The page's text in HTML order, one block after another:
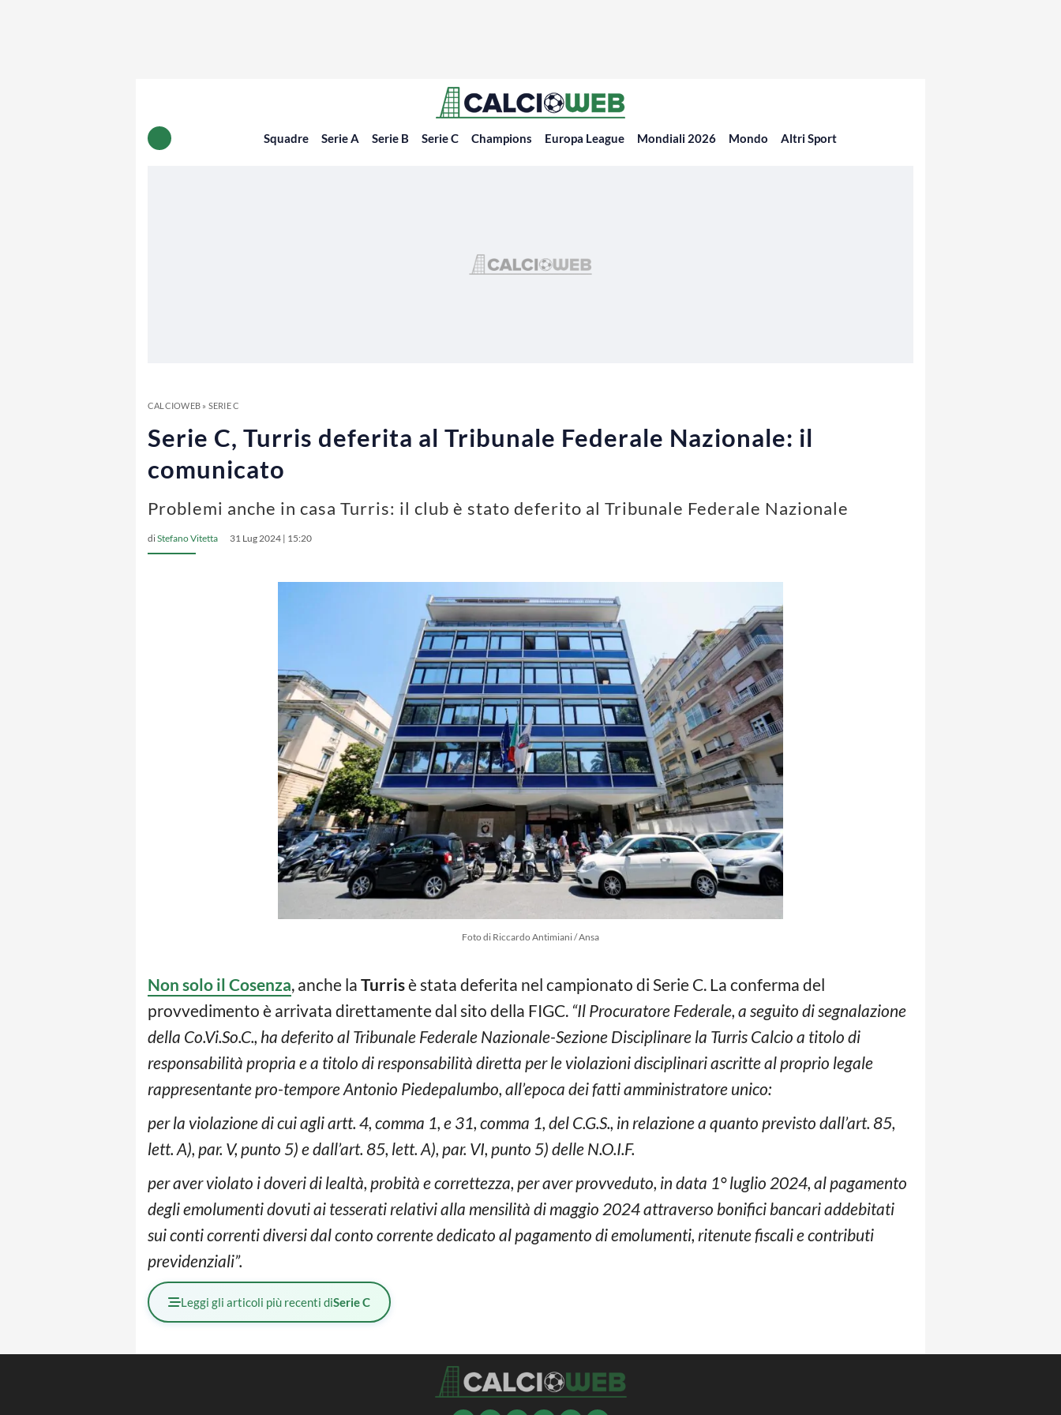
Squadre Serie A Serie B Serie C Champions Europa League Mondiali 2026 Mondo Altri Sport
CALCIOWEB» SERIE C
Serie C, Turris deferita al Tribunale Federale Nazionale: il
comunicato
Problemi anche in casa Turris: il club è stato deferito al Tribunale Federale Nazionale
diStefano Vitetta 31 Lug 2024 | 15:20
Foto di Riccardo Antimiani / Ansa
Non solo il Cosenza, anche la Turrisè stata deferita nel campionato di Serie C. La conferma del
provvedimento è arrivata direttamente dal sito della FIGC. “Il Procuratore Federale, a seguito di segnalazione
della Co.Vi.So.C., ha deferito al Tribunale Federale Nazionale-Sezione Disciplinare la Turris Calcio a titolo di
responsabilità propria e a titolo di responsabilità diretta per le violazioni disciplinari ascritte al proprio legale
rappresentante pro-tempore Antonio Piedepalumbo, all’epoca dei fatti amministratore unico:
per la violazione di cui agli artt. 4, comma 1, e 31, comma 1, del C.G.S., in relazione a quanto previsto dall’art. 85,
lett. A), par. V, punto 5) e dall’art. 85, lett. A), par. VI, punto 5) delle N.O.I.F.
per aver violato i doveri di lealtà, probità e correttezza, per aver provveduto, in data 1° luglio 2024, al pagamento
degli emolumenti dovuti ai tesserati relativi alla mensilità di maggio 2024 attraverso bonifici bancari addebitati
sui conti correnti diversi dal conto corrente dedicato al pagamento di emolumenti, ritenute fiscali e contributi
previdenziali”.
Leggi gli articoli più recenti diSerie C